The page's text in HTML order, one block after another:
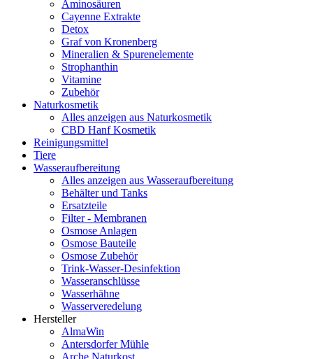
Aminosäuren
Cayenne Extrakte
Detox
Graf von Kronenberg
Mineralien & Spurenelemente
Strophanthin
Vitamine
Zubehör
Naturkosmetik
Alles anzeigen aus Naturkosmetik
CBD Hanf Kosmetik
Reinigungsmittel
Tiere
Wasseraufbereitung
Alles anzeigen aus Wasseraufbereitung
Behälter und Tanks
Ersatzteile
Filter - Membranen
Osmose Anlagen
Osmose Bauteile
Osmose Zubehör
Trink-Wasser-Desinfektion
Wasseranschlüsse
Wasserhähne
Wasserveredelung
Hersteller
AlmaWin
Antersdorfer Mühle
Arche Naturkost